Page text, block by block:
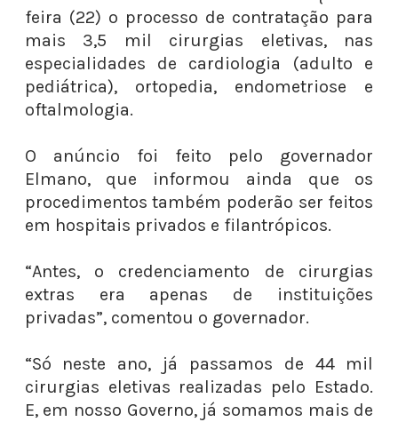
feira (22) o processo de contratação para
mais 3,5 mil cirurgias eletivas, nas
especialidades de cardiologia (adulto e
pediátrica), ortopedia, endometriose e
oftalmologia.
O anúncio foi feito pelo governador
Elmano, que informou ainda que os
procedimentos também poderão ser feitos
em hospitais privados e filantrópicos.
“Antes, o credenciamento de cirurgias
extras era apenas de instituições
privadas”, comentou o governador.
“Só neste ano, já passamos de 44 mil
cirurgias eletivas realizadas pelo Estado.
E, em nosso Governo, já somamos mais de